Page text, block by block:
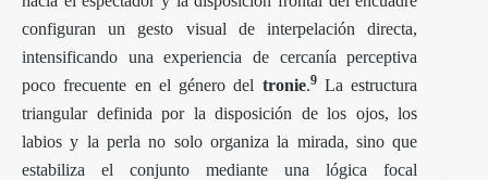
configuran un gesto visual de interpelación directa,
intensificando una experiencia de cercanía perceptiva
poco frecuente en el género del tronie.9La estructura
triangular definida por la disposición de los ojos, los
labios y la perla no solo organiza la mirada, sino que
estabiliza el conjunto mediante una lógica focal